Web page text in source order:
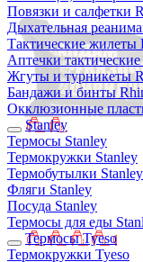
Повязки и салфетки
Дыхательная
Тактические жилеты
Аптечки
Жгуты и турникеты
Бандажи и бинты
Окклюзионные
Stanley
Термосы Stanley
Термокружки Stanley
Термобутылки Stanley
Фляги Stanley
Посуда Stanley
Термосы для еды
Термосы Tyeso
Термокружки Tyeso